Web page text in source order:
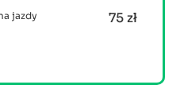
jazdy 75 zł